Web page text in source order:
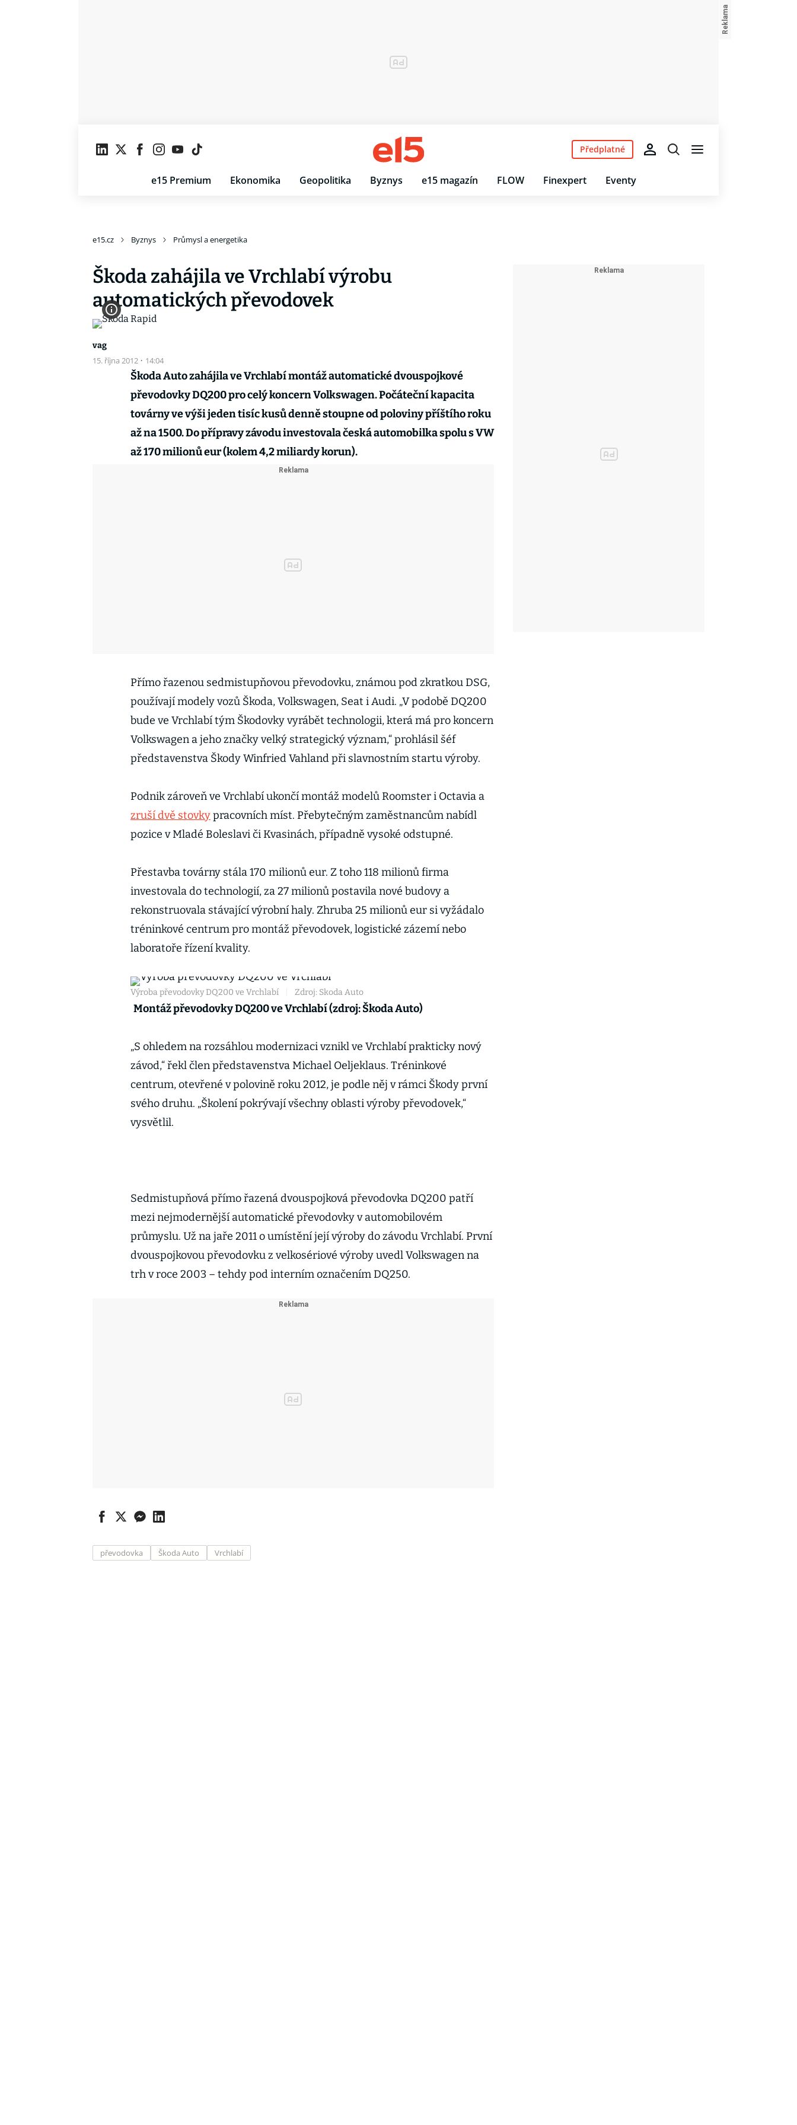
e15 Premium Ekonomika Geopolitika Byznys e15 magazín FLOW Finexpert Eventy
Předplatné
e15.cz Byznys Průmysl a energetika
Škoda zahájila ve Vrchlabí výrobu
automatických převodovek
vag
15. října 2012 · 14:04
Škoda Auto zahájila ve Vrchlabí montáž automatické dvouspojkové
převodovky DQ200 pro celý koncern Volkswagen. Počáteční kapacita
továrny ve výši jeden tisíc kusů denně stoupne od poloviny příštího roku
až na 1500. Do přípravy závodu investovala česká automobilka spolu s VW
až 170 milionů eur (kolem 4,2 miliardy korun).
Přímo řazenou sedmistupňovou převodovku, známou pod zkratkou DSG,
používají modely vozů Škoda, Volkswagen, Seat i Audi. „V podobě DQ200
bude ve Vrchlabí tým Škodovky vyrábět technologii, která má pro koncern
Volkswagen a jeho značky velký strategický význam,“ prohlásil šéf
představenstva Škody Winfried Vahland při slavnostním startu výroby.
Podnik zároveň ve Vrchlabí ukončí montáž modelů Roomster i Octavia a
zruší dvě stovkypracovních míst. Přebytečným zaměstnancům nabídl
pozice v Mladé Boleslavi či Kvasinách, případně vysoké odstupné.
Přestavba továrny stála 170 milionů eur. Z toho 118 milionů firma
investovala do technologií, za 27 milionů postavila nové budovy a
rekonstruovala stávající výrobní haly. Zhruba 25 milionů eur si vyžádalo
tréninkové centrum pro montáž převodovek, logistické zázemí nebo
laboratoře řízení kvality.
Výroba převodovky DQ200 ve Vrchlabí Zdroj: Skoda Auto
Montáž převodovky DQ200 ve Vrchlabí (zdroj: Škoda Auto)
„S ohledem na rozsáhlou modernizaci vznikl ve Vrchlabí prakticky nový
závod,“ řekl člen představenstva Michael Oeljeklaus. Tréninkové
centrum, otevřené v polovině roku 2012, je podle něj v rámci Škody první
svého druhu. „Školení pokrývají všechny oblasti výroby převodovek,“
vysvětlil.
Sedmistupňová přímo řazená dvouspojková převodovka DQ200 patří
mezi nejmodernější automatické převodovky v automobilovém
průmyslu. Už na jaře 2011 o umístění její výroby do závodu Vrchlabí. První
dvouspojkovou převodovku z velkosériové výroby uvedl Volkswagen na
trh v roce 2003 – tehdy pod interním označením DQ250.
převodovka Škoda Auto Vrchlabí